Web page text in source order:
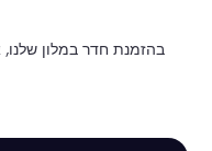
בהזמנת חדר במלון